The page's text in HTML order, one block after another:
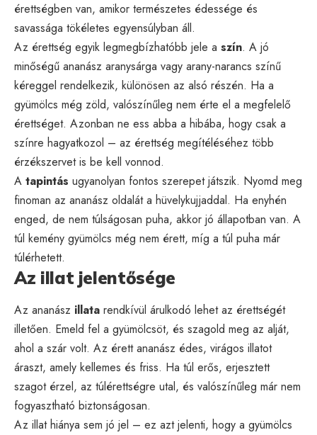
érettségben van, amikor természetes édessége és
savassága tökéletes egyensúlyban áll.
Az érettség egyik legmegbízhatóbb jele a szín. A jó
minőségű ananász aranysárga vagy arany-narancs színű
kéreggel rendelkezik, különösen az alsó részén. Ha a
gyümölcs még zöld, valószínűleg nem érte el a megfelelő
érettséget. Azonban ne ess abba a hibába, hogy csak a
színre hagyatkozol – az érettség megítéléséhez több
érzékszervet is be kell vonnod.
A tapintás ugyanolyan fontos szerepet játszik. Nyomd meg
finoman az ananász oldalát a hüvelykujjaddal. Ha enyhén
enged, de nem túlságosan puha, akkor jó állapotban van. A
túl kemény gyümölcs még nem érett, míg a túl puha már
túlérhetett.
Az illat jelentősége
Az ananász illata rendkívül árulkodó lehet az érettségét
illetően. Emeld fel a gyümölcsöt, és szagold meg az alját,
ahol a szár volt. Az érett ananász édes, virágos illatot
áraszt, amely kellemes és friss. Ha túl erős, erjesztett
szagot érzel, az túlérettségre utal, és valószínűleg már nem
fogyasztható biztonságosan.
Az illat hiánya sem jó jel – ez azt jelenti, hogy a gyümölcs